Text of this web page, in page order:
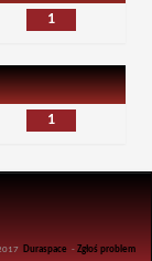
1
1
Duraspace -Zgłoś problem